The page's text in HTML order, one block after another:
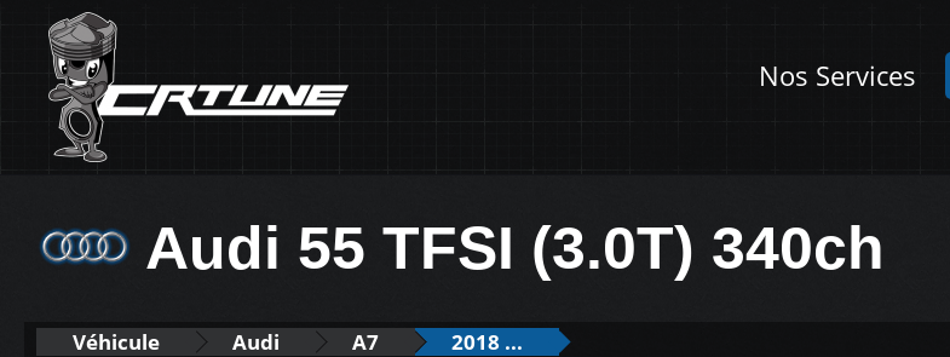
Nos Services
Audi 55 TFSI (3.0T) 340ch
Véhicule Audi A7 2018 ...